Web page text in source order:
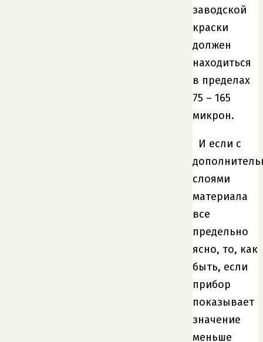
заводской
краски
должен
находиться
в пределах
75 – 165
микрон.
И если с
слоями
материала
все
предельно
ясно, то, как
быть, если
прибор
показывает
значение
меньше